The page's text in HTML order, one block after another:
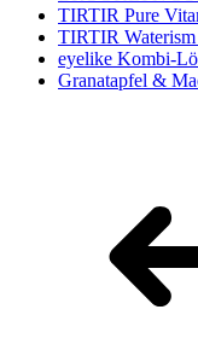
TIRTIR Pure
TIRTIR
eyelike Kombi-
Granatapfel &